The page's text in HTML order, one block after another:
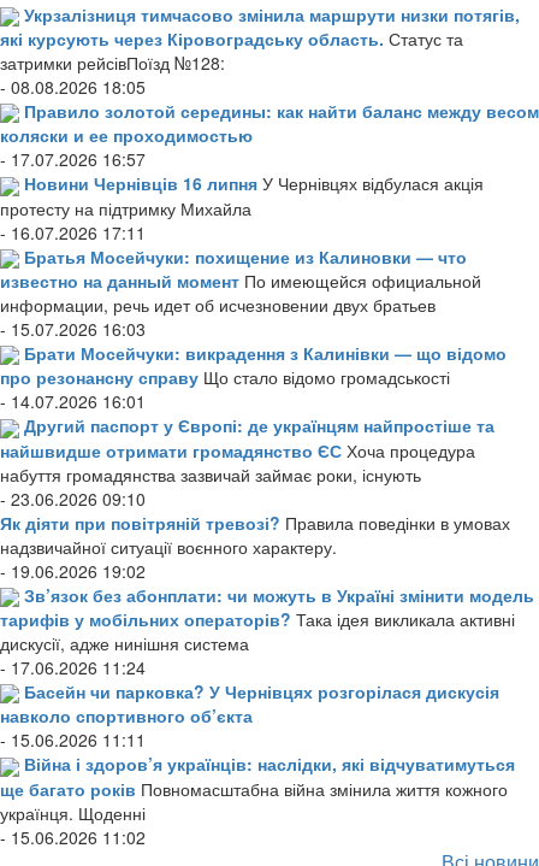
Укрзалізниця тимчасово змінила маршрути низки потягів,
які курсують через Кіровоградську область. Статус та
затримки рейсівПоїзд №128:
- 08.08.2026 18:05
Правило золотой середины: как найти баланс между весом
коляски и ее проходимостью
- 17.07.2026 16:57
Новини Чернівців 16 липня У Чернівцях відбулася акція
протесту на підтримку Михайла
- 16.07.2026 17:11
Братья Мосейчуки: похищение из Калиновки — что
известно на данный момент По имеющейся официальной
информации, речь идет об исчезновении двух братьев
- 15.07.2026 16:03
Брати Мосейчуки: викрадення з Калинівки — що відомо
про резонансну справу Що стало відомо громадськості
- 14.07.2026 16:01
Другий паспорт у Європі: де українцям найпростіше та
найшвидше отримати громадянство ЄС Хоча процедура
набуття громадянства зазвичай займає роки, існують
- 23.06.2026 09:10
Як діяти при повітряній тревозі? Правила поведінки в умовах
надзвичайної ситуації воєнного характеру.
- 19.06.2026 19:02
Зв’язок без абонплати: чи можуть в Україні змінити модель
тарифів у мобільних операторів? Така ідея викликала активні
дискусії, адже нинішня система
- 17.06.2026 11:24
Басейн чи парковка? У Чернівцях розгорілася дискусія
навколо спортивного об’єкта
- 15.06.2026 11:11
Війна і здоров’я українців: наслідки, які відчуватимуться
ще багато років Повномасштабна війна змінила життя кожного
українця. Щоденні
- 15.06.2026 11:02